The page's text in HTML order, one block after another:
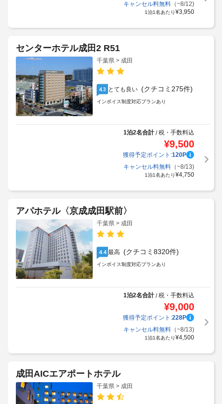
キャンセル料無料（~8/12)
1泊1名あたり¥3,950
センターホテル成田2 R51
千葉県 > 成田
4.3 とても良い (クチコミ275件)
インボイス制度対応プランあり
1泊2名合計/税・手数料込
¥9,500
獲得予定ポイント:120P
キャンセル料無料（~8/13)
1泊1名あたり¥4,750
アパホテル〈京成成田駅前〉
千葉県 > 成田
4.4 最高 (クチコミ8320件)
インボイス制度対応プランあり
1泊2名合計/税・手数料込
¥9,000
獲得予定ポイント:228P
キャンセル料無料（~8/13)
1泊1名あたり¥4,500
成田AICエアポートホテル
千葉県 > 成田